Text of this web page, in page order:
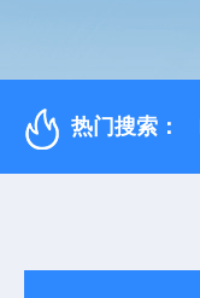
热门搜索：